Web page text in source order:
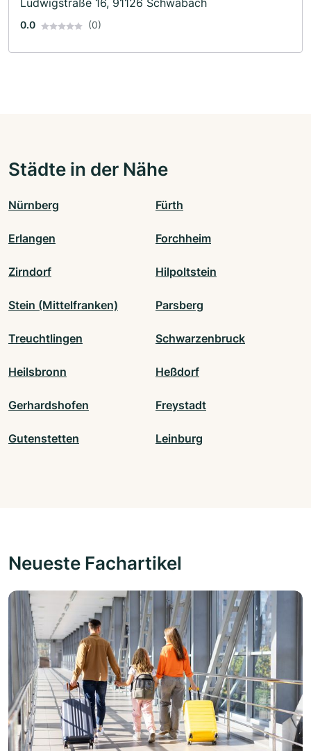
Ludwigstraße 16, 91126 Schwabach
0.0 (0)
Städte in der Nähe
Nürnberg Fürth
Erlangen Forchheim
Zirndorf Hilpoltstein
Stein (Mittelfranken) Parsberg
Treuchtlingen Schwarzenbruck
Heilsbronn Heßdorf
Gerhardshofen Freystadt
Gutenstetten Leinburg
Neueste Fachartikel